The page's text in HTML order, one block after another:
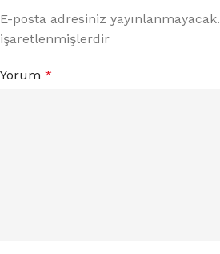
E-posta adresiniz yayınlanmayacak.
işaretlenmişlerdir
Yorum *